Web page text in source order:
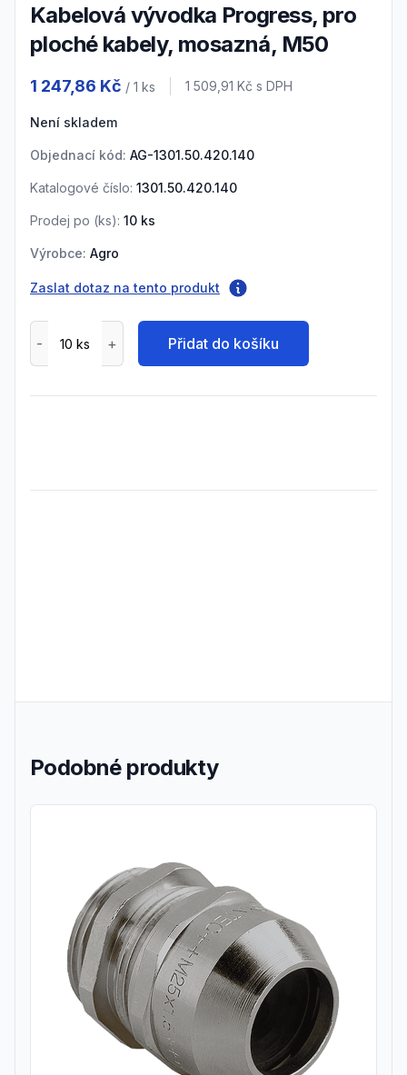
Kabelová vývodka Progress, pro
ploché kabely, mosazná, M50
1 247,86 Kč / 1 ks Cena s DPH
1 509,91 Kč s DPH
Není skladem
Objednací kód: AG-1301.50.420.140
Katalogové číslo: 1301.50.420.140
Prodej po (ks): 10 ks
Výrobce: Agro
Zaslat dotaz na tento produkt
Přidat do košíku
Podobné produkty